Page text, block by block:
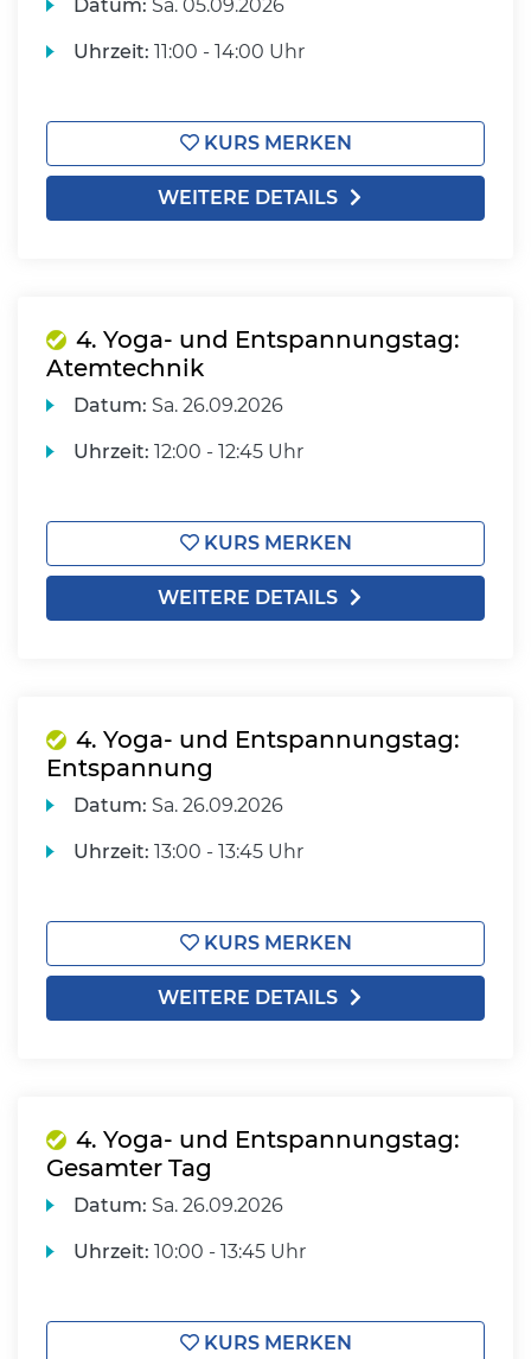
Datum: Sa. 05.09.2026
Uhrzeit: 11:00 - 14:00 Uhr
KURS MERKEN
WEITERE DETAILS
4. Yoga- und Entspannungstag:
Atemtechnik
Datum: Sa. 26.09.2026
Uhrzeit: 12:00 - 12:45 Uhr
KURS MERKEN
WEITERE DETAILS
4. Yoga- und Entspannungstag:
Entspannung
Datum: Sa. 26.09.2026
Uhrzeit: 13:00 - 13:45 Uhr
KURS MERKEN
WEITERE DETAILS
4. Yoga- und Entspannungstag:
Gesamter Tag
Datum: Sa. 26.09.2026
Uhrzeit: 10:00 - 13:45 Uhr
KURS MERKEN